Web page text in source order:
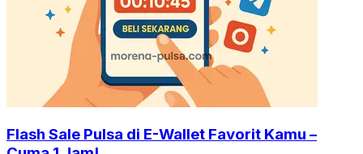
Flash Sale Pulsa di E-Wallet Favorit Kamu –